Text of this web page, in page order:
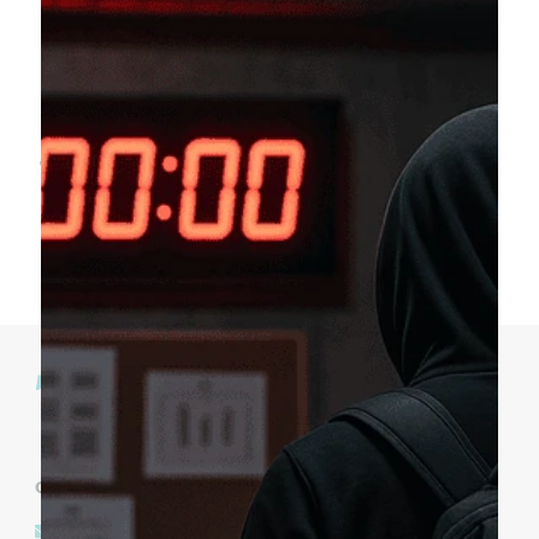
Evaluación Relación con
el Tiempo
$0.00 Añadir al carrito
CONECTEMOS
contigo@b4aconsulting.com